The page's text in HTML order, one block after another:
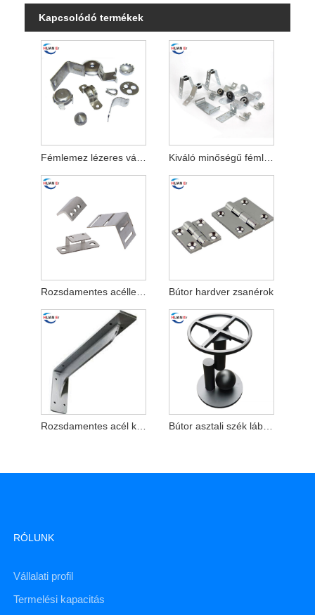
Kapcsolódó termékek
Kiváló minőségű fémlemez alkatrészek
Bútor hardver zsanérok
Rozsdamentes acél konzolok felszerelése csavarokkal Bútor asztali szék lábak konzolok
RÓLUNK
Vállalati profil
Termelési kapacitás